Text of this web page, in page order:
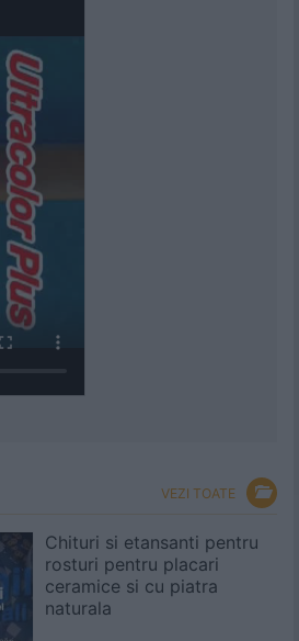
VEZI TOATE
Chituri si etansanti pentru
rosturi pentru placari
ceramice si cu piatra
naturala